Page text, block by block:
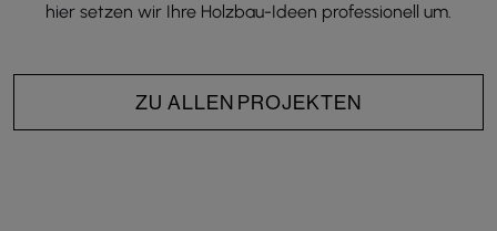
hier setzen wir Ihre Holzbau-Ideen professionell um.
ZU ALLEN PROJEKTEN